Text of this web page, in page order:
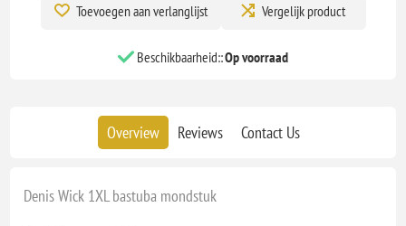
Toevoegen aan verlanglijst Vergelijk product
Beschikbaarheid::Op voorraad
Overview Reviews Contact Us
Denis Wick 1XL bastuba mondstuk